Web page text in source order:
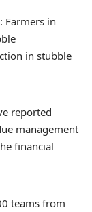
: Farmers in
in stubble
reported
management
financial
teams from